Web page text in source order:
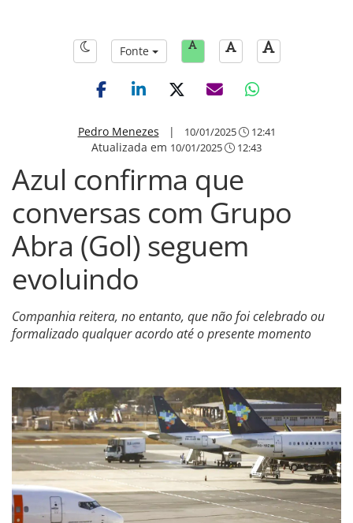
Fonte
Pedro Menezes | 10/01/2025 12:41
Atualizada em 10/01/2025 12:43
Azul confirma que
conversas com Grupo
Abra (Gol) seguem
evoluindo
Companhia reitera, no entanto, que não foi celebrado ou
formalizado qualquer acordo até o presente momento